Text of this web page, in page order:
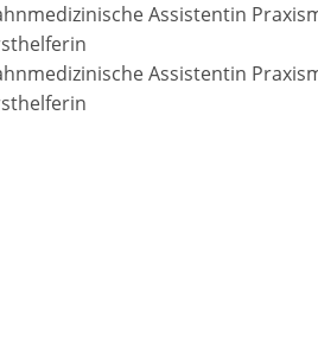
Assistentin
Assistentin